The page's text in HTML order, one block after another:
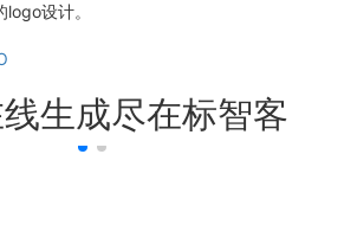
logo设计。
生成尽在标智客